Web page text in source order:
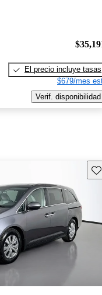
El precio incluye tasas
$679/mes
Verif. disponibilidad